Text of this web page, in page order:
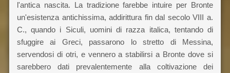
l'antica nascita. La tradizione farebbe intuire per Bronte
un'esistenza antichissima, addirittura fin dal secolo VIII a.
C., quando i Siculi, uomini di razza italica, tentando di
sfuggire ai Greci, passarono lo stretto di Messina,
servendosi di otri, e vennero a stabilirsi a Bronte dove si
sarebbero dati prevalentemente alla coltivazione dei